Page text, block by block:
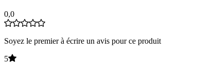
0,0
Soyez le premier à écrire un avis pour ce produit
5